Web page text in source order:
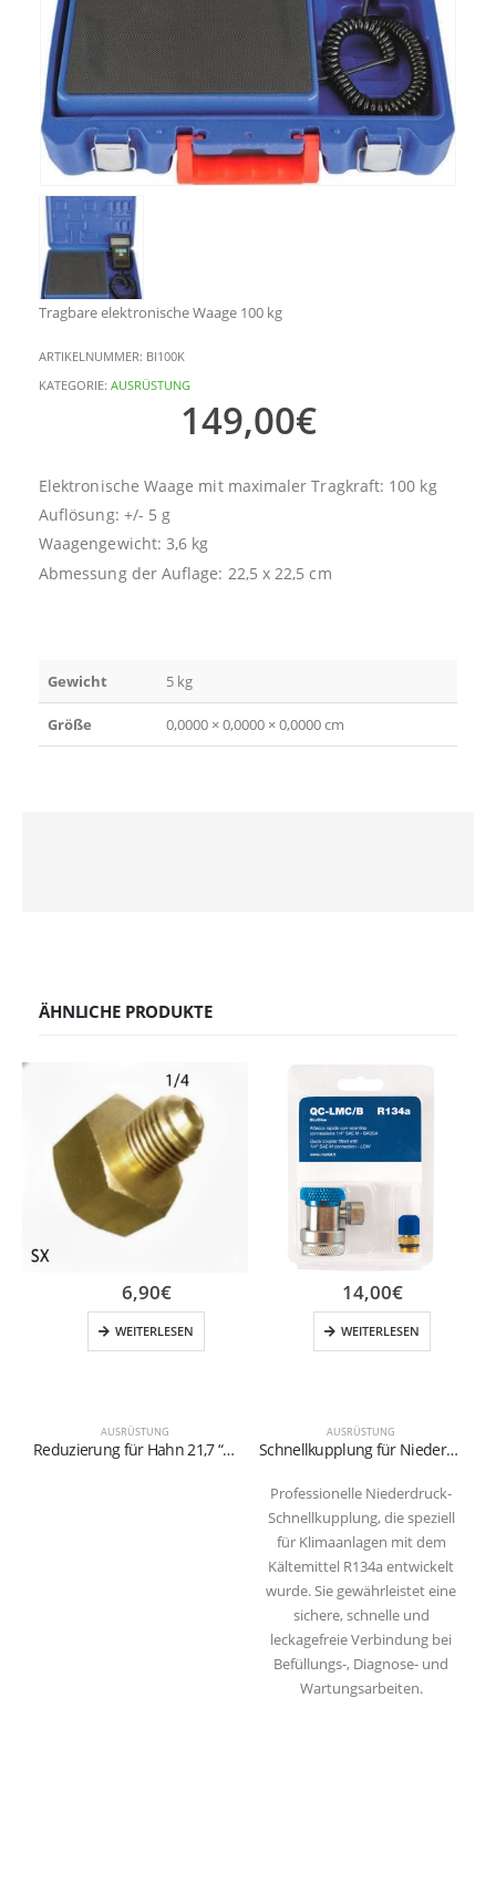
Tragbare elektronische Waage 100 kg
ARTIKELNUMMER: BI100K
KATEGORIE: AUSRÜSTUNG
149,00€
Elektronische Waage mit maximaler Tragkraft: 100 kg
Auflösung: +/- 5 g
Waagengewicht: 3,6 kg
Abmessung der Auflage: 22,5 x 22,5 cm
Gewicht 5 kg
Größe 0,0000 × 0,0000 × 0,0000 cm
ÄHNLICHE PRODUKTE
AUSRÜSTUNG
Reduzierung für Hahn 21,7 “-1/14 x 1/4” SX
6,90€
WEITERLESEN
AUSRÜSTUNG
Schnellkupplung für Niederdruck-Kältemittel R134a (blau)
Professionelle Niederdruck-
Schnellkupplung, die speziell
für Klimaanlagen mit dem
Kältemittel R134a entwickelt
wurde. Sie gewährleistet eine
sichere, schnelle und
leckagefreie Verbindung bei
Befüllungs-, Diagnose- und
Wartungsarbeiten.
14,00€
WEITERLESEN